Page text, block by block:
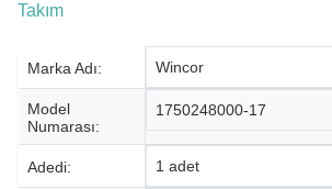
Takım
Marka Adı: Wincor
Model
Numarası:
1750248000-17
Adedi: 1 adet